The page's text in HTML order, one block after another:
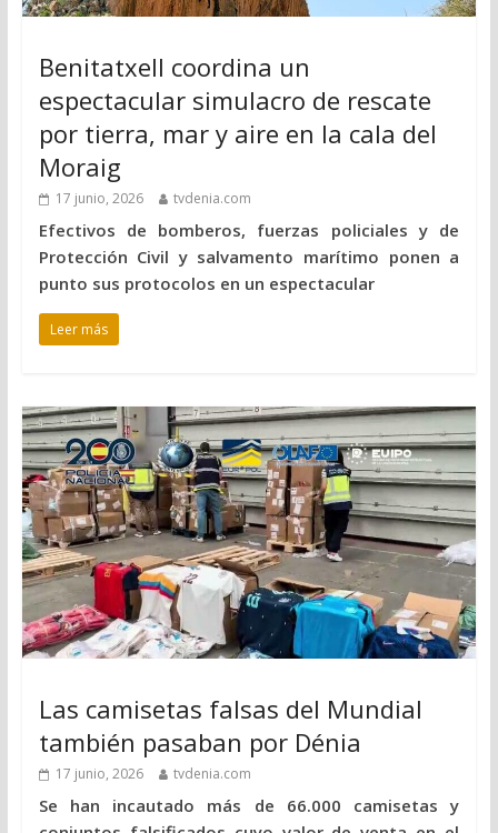
Benitatxell coordina un
espectacular simulacro de rescate
por tierra, mar y aire en la cala del
Moraig
17 junio, 2026 tvdenia.com
Efectivos de bomberos, fuerzas policiales y de
Protección Civil y salvamento marítimo ponen a
punto sus protocolos en un espectacular
Leer más
Las camisetas falsas del Mundial
también pasaban por Dénia
17 junio, 2026 tvdenia.com
Se han incautado más de 66.000 camisetas y